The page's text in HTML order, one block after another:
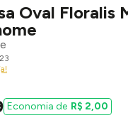
Oval Floralis
R$ 2,00